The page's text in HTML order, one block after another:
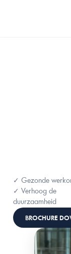
✓ Gezonde
✓ Verhoog de
duurzaamheid
BROCHURE